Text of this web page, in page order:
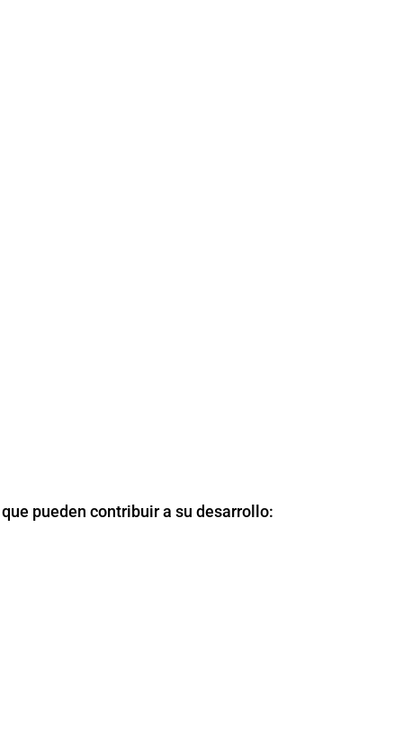
pueden contribuir a su desarrollo: